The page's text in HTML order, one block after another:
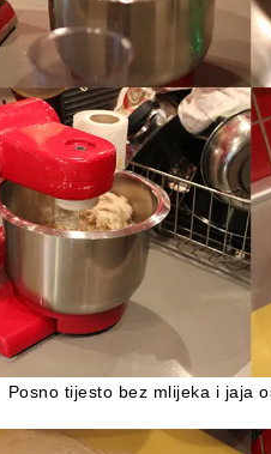
Posno tijesto bez mlijeka i jaja